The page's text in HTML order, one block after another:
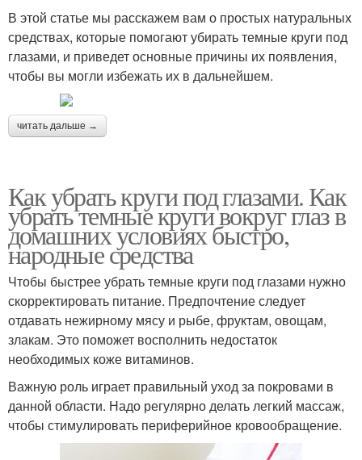
В этой статье мы расскажем вам о простых натуральных
средствах, которые помогают убирать темные круги под
глазами, и приведет основные причины их появления,
чтобы вы могли избежать их в дальнейшем.
читать дальше →
Как убрать круги под глазами. Как
убрать темные круги вокруг глаз в
домашних условиях быстро,
народные средства
Чтобы быстрее убрать темные круги под глазами нужно
скорректировать питание. Предпочтение следует
отдавать нежирному мясу и рыбе, фруктам, овощам,
злакам. Это поможет восполнить недостаток
необходимых коже витаминов.
Важную роль играет правильный уход за покровами в
данной области. Надо регулярно делать легкий массаж,
чтобы стимулировать периферийное кровообращение.